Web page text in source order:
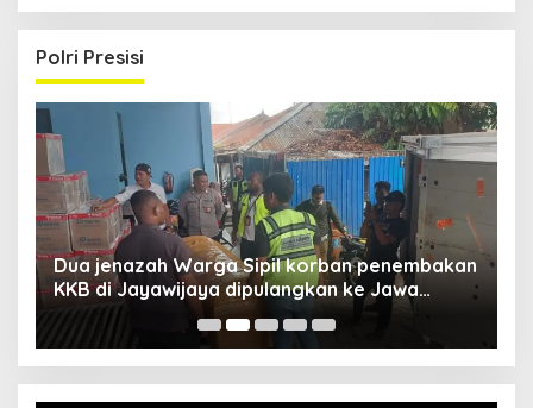
Polri Presisi
Dua jenazah Warga Sipil korban penembakan
KKB di Jayawijaya dipulangkan ke Jawa
Barat, Kaops Damai Cartenz: Kami terus buru
pelakunya